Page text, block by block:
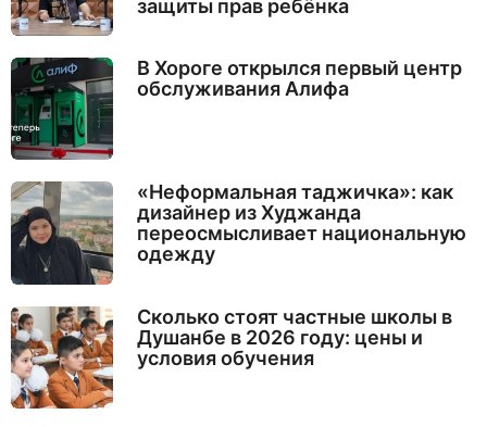
защиты прав ребёнка
В Хороге открылся первый центр
обслуживания Алифа
«Неформальная таджичка»: как
дизайнер из Худжанда
переосмысливает национальную
одежду
Сколько стоят частные школы в
Душанбе в 2026 году: цены и
условия обучения